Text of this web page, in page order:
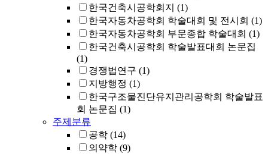
한국건축시공학회지 (1)
한국자동차공학회 학술대회 및 전시회 (1)
한국자동차공학회 부문종합 학술대회 (1)
한국건축시공학회 학술발표대회 논문집
(1)
경쟁법연구 (1)
지방행정 (1)
한국구조물진단유지관리공학회 학술발표
회 논문집 (1)
주제분류
공학 (14)
의약학 (9)